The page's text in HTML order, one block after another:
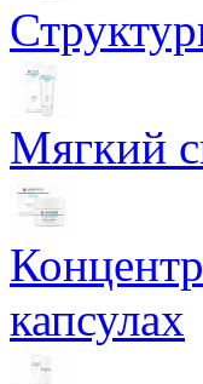
Мягкий
капсулах